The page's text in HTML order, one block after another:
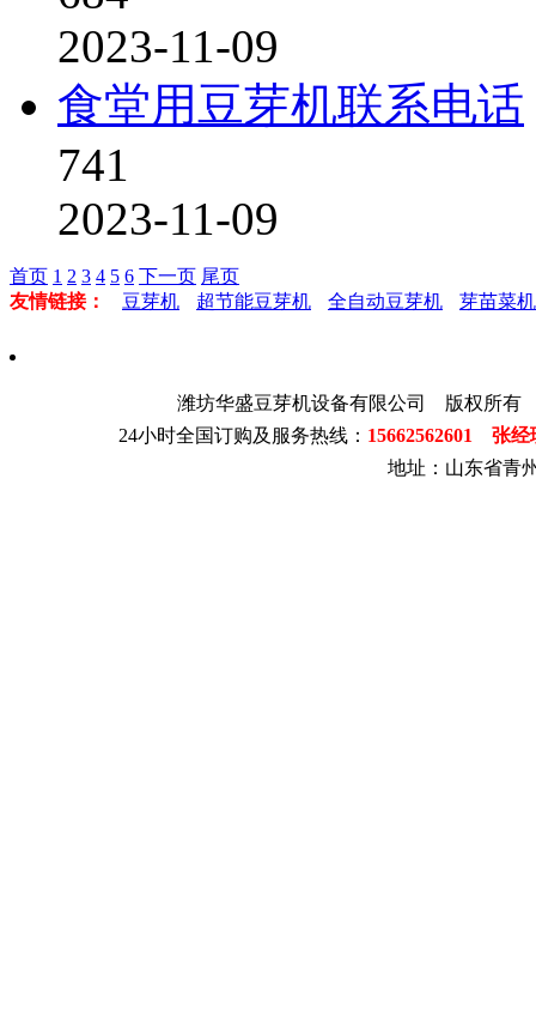
2023-11-09
食堂用豆芽机联系电话
741
2023-11-09
首页 1 2 3 4 5 6 下一页 尾页
友情链接：
豆芽机 超节能豆芽机 全自动豆芽机 芽苗菜机
潍坊华盛豆芽机设备有限公司 版权所有
24小时全国订购及服务热线： 15662562601 张
地址：山东省青